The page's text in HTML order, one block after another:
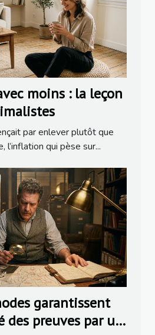
moins : la leçon
par enlever plutôt que
l’inflation qui pèse sur...
garantissent
preuves par un